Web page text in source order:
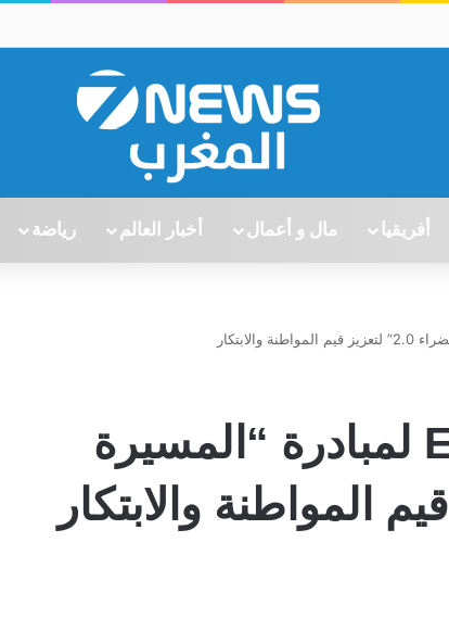
أفريقيا مال و أعمال أخبار العالم رياضة
إطلاق EPIK Leaders لمبادرة “المسيرة